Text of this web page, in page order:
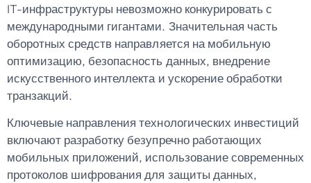
IT-инфраструктуры невозможно конкурировать с
международными гигантами. Значительная часть
оборотных средств направляется на мобильную
оптимизацию, безопасность данных, внедрение
искусственного интеллекта и ускорение обработки
транзакций.
Ключевые направления технологических инвестиций
включают разработку безупречно работающих
мобильных приложений, использование современных
протоколов шифрования для защиты данных,